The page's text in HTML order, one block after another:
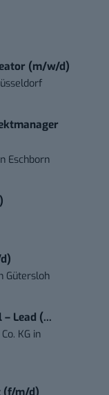
(m/w/d)
Eschborn
Gütersloh
Lead (...
KG in